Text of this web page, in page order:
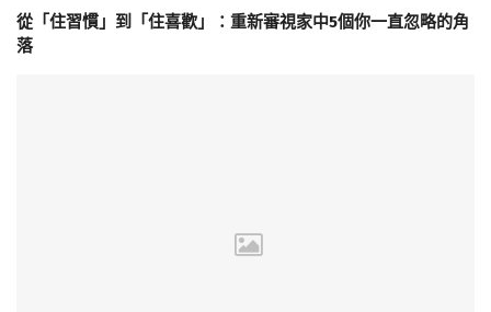
從「住習慣」到「住喜歡」：重新審視家中5個你一直忽略的角
落